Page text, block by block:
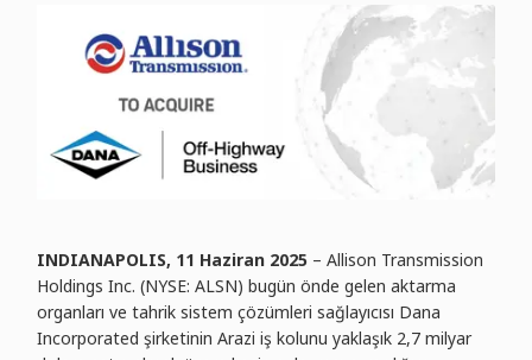
INDIANAPOLIS, 11 Haziran 2025 – Allison Transmission
Holdings Inc. (NYSE: ALSN) bugün önde gelen aktarma
organları ve tahrik sistem çözümleri sağlayıcısı Dana
Incorporated şirketinin Arazi iş kolunu yaklaşık 2,7 milyar